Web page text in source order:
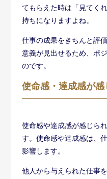
てもらえた時は「見てく
持ちになりますよね。
仕事の成果をきちんと評
意義が見出せるため、ポ
のです。
使命感・達成感が
使命感や達成感が感じら
す。使命感や達成感は、
影響します。
他人から与えられた仕事